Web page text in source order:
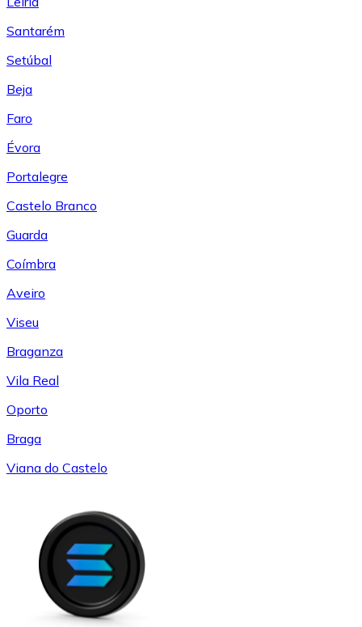
Santarém
Setúbal
Beja
Faro
Évora
Portalegre
Castelo Branco
Guarda
Coímbra
Aveiro
Viseu
Braganza
Vila Real
Oporto
Braga
Viana do Castelo